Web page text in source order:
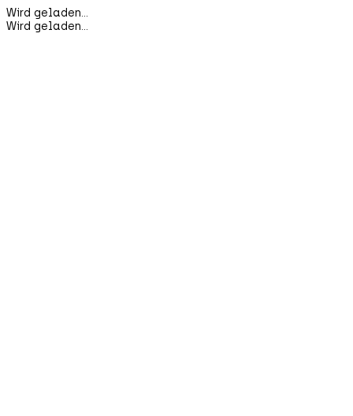
Wird geladen...
Wird geladen...